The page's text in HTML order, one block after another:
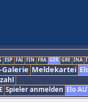
ESP FAI FIN FRA GER GRE INA
Galerie Meldekartei
Spieler anmelden Elo